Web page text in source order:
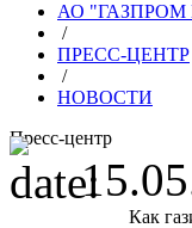
АО "ГАЗПРОМ
/
ПРЕСС-ЦЕНТР
/
НОВОСТИ
Пресс-центр
Как